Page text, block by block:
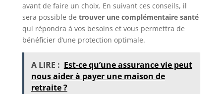
avant de faire un choix. En suivant ces conseils, il
sera possible de trouver une complémentaire santé
qui répondra à vos besoins et vous permettra de
bénéficier d’une protection optimale.
A LIRE : Est-ce qu’une assurance vie peut
nous aider à payer une maison de
retraite ?